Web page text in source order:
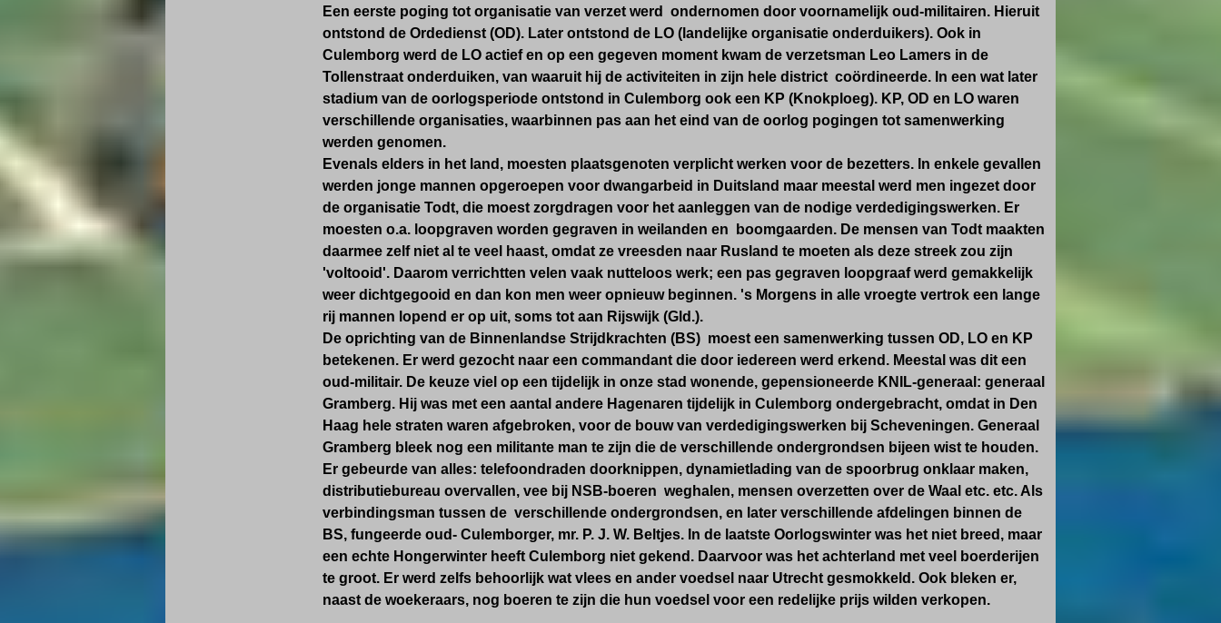
Een eerste poging tot organisatie van verzet werd ondernomen door voornamelijk oud-militairen. Hieruit
ontstond de Ordedienst (OD). Later ontstond de LO (landelijke organisatie onderduikers). Ook in
Culemborg werd de LO actief en op een gegeven moment kwam de verzetsman Leo Lamers in de
Tollenstraat onderduiken, van waaruit hij de activiteiten in zijn hele district coördineerde. In een wat later
stadium van de oorlogsperiode ontstond in Culemborg ook een KP (Knokploeg). KP, OD en LO waren
verschillende organisaties, waarbinnen pas aan het eind van de oorlog pogingen tot samenwerking
werden genomen.
Evenals elders in het land, moesten plaatsgenoten verplicht werken voor de bezetters. In enkele gevallen
werden jonge mannen opgeroepen voor dwangarbeid in Duitsland maar meestal werd men ingezet door
de organisatie Todt, die moest zorgdragen voor het aanleggen van de nodige verdedigingswerken. Er
moesten o.a. loopgraven worden gegraven in weilanden en boomgaarden. De mensen van Todt maakten
daarmee zelf niet al te veel haast, omdat ze vreesden naar Rusland te moeten als deze streek zou zijn
'voltooid'. Daarom verrichtten velen vaak nutteloos werk; een pas gegraven loopgraaf werd gemakkelijk
weer dichtgegooid en dan kon men weer opnieuw beginnen. 's Morgens in alle vroegte vertrok een lange
rij mannen lopend er op uit, soms tot aan Rijswijk (Gld.).
De oprichting van de Binnenlandse Strijdkrachten (BS) moest een samenwerking tussen OD, LO en KP
betekenen. Er werd gezocht naar een commandant die door iedereen werd erkend. Meestal was dit een
oud-militair. De keuze viel op een tijdelijk in onze stad wonende, gepensioneerde KNIL-generaal: generaal
Gramberg. Hij was met een aantal andere Hagenaren tijdelijk in Culemborg ondergebracht, omdat in Den
Haag hele straten waren afgebroken, voor de bouw van verdedigingswerken bij Scheveningen. Generaal
Gramberg bleek nog een militante man te zijn die de verschillende ondergrondsen bijeen wist te houden.
Er gebeurde van alles: telefoondraden doorknippen, dynamietlading van de spoorbrug onklaar maken,
distributiebureau overvallen, vee bij NSB-boeren weghalen, mensen overzetten over de Waal etc. etc. Als
verbindingsman tussen de verschillende ondergrondsen, en later verschillende afdelingen binnen de
BS, fungeerde oud- Culemborger, mr. P. J. W. Beltjes. In de laatste Oorlogswinter was het niet breed, maar
een echte Hongerwinter heeft Culemborg niet gekend. Daarvoor was het achterland met veel boerderijen
te groot. Er werd zelfs behoorlijk wat vlees en ander voedsel naar Utrecht gesmokkeld. Ook bleken er,
naast de woekeraars, nog boeren te zijn die hun voedsel voor een redelijke prijs wilden verkopen.